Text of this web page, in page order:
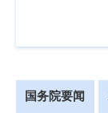
国务院要闻